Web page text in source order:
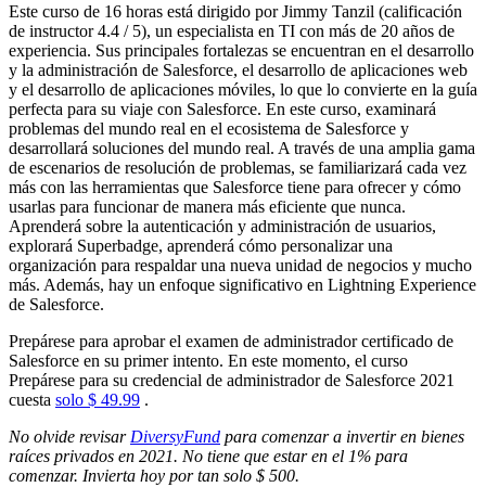
Este curso de 16 horas está dirigido por Jimmy Tanzil (calificación
de instructor 4.4 / 5), un especialista en TI con más de 20 años de
experiencia. Sus principales fortalezas se encuentran en el desarrollo
y la administración de Salesforce, el desarrollo de aplicaciones web
y el desarrollo de aplicaciones móviles, lo que lo convierte en la guía
perfecta para su viaje con Salesforce. En este curso, examinará
problemas del mundo real en el ecosistema de Salesforce y
desarrollará soluciones del mundo real. A través de una amplia gama
de escenarios de resolución de problemas, se familiarizará cada vez
más con las herramientas que Salesforce tiene para ofrecer y cómo
usarlas para funcionar de manera más eficiente que nunca.
Aprenderá sobre la autenticación y administración de usuarios,
explorará Superbadge, aprenderá cómo personalizar una
organización para respaldar una nueva unidad de negocios y mucho
más. Además, hay un enfoque significativo en Lightning Experience
de Salesforce.
Prepárese para aprobar el examen de administrador certificado de
Salesforce en su primer intento. En este momento, el curso
Prepárese para su credencial de administrador de Salesforce 2021
cuesta solo $ 49.99 .
No olvide revisar DiversyFund para comenzar a invertir en bienes
raíces privados en 2021. No tiene que estar en el 1% para
comenzar. Invierta hoy por tan solo $ 500.